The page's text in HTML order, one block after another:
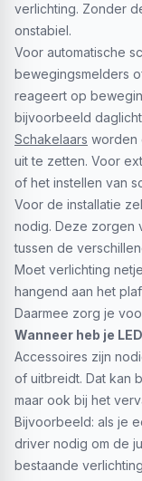
verlichting. Zonder
onstabiel.
Voor automatische
bewegingsmelders
reageert op
bijvoorbeeld
Schakelaars worden
uit te zetten. Voor
of het instellen van
Voor de installatie
nodig. Deze zorgen
tussen de
Moet verlichting
hangend aan het
Daarmee zorg je
Wanneer heb je
Accessoires zijn
of uitbreidt. Dat kan
maar ook bij het
Bijvoorbeeld: als je
driver nodig om de
bestaande